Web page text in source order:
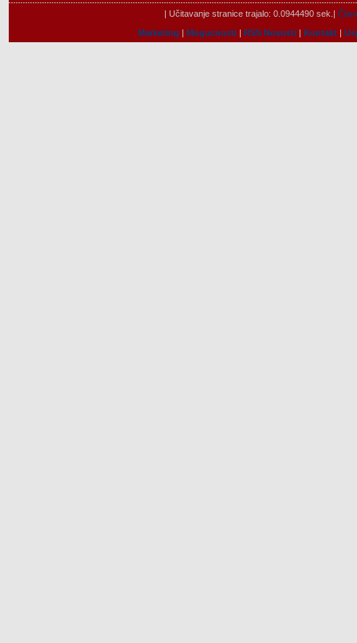
| Učitavanje stranice trajalo: 0.0944490 sek.|
Marketing | Mogucnosti| RSS Novosti| Kontakt|